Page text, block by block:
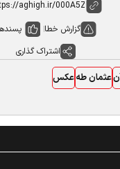
گزارش خطا پسندها5
اشتراک گذاری
عثمان طهعکس